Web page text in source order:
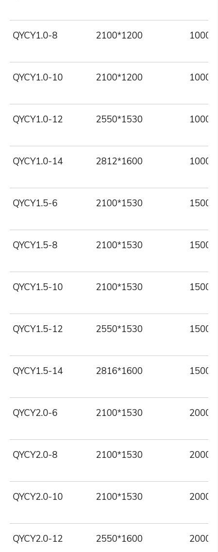
QYCY1.0-8 2100*1200 1000
QYCY1.0-10 2100*1200 1000
QYCY1.0-12 2550*1530 1000
QYCY1.0-14 2812*1600 1000
QYCY1.5-6 2100*1530 1500
QYCY1.5-8 2100*1530 1500
QYCY1.5-10 2100*1530 1500
QYCY1.5-12 2550*1530 1500
QYCY1.5-14 2816*1600 1500
QYCY2.0-6 2100*1530 2000
QYCY2.0-8 2100*1530 2000
QYCY2.0-10 2100*1530 2000
QYCY2.0-12 2550*1600 2000